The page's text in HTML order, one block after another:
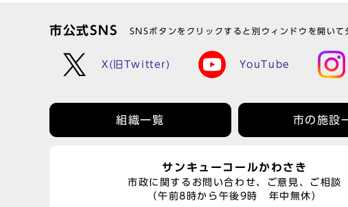
市公式SNS SNSボタンをクリックすると別ウィンドウを開いて
X(旧Twitter) YouTube
組織一覧 市の施設
サンキューコールかわさき
市政に関するお問い合わせ、ご意見、ご相談
（午前8時から午後9時 年中無休）